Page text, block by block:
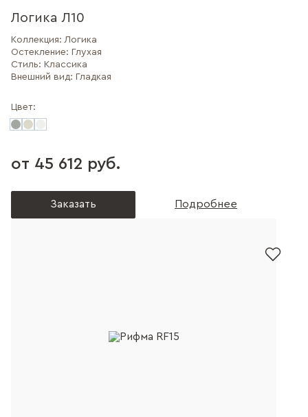
Логика Л10
Коллекция:Логика
Остекление: Глухая
Стиль: Классика
Внешний вид: Гладкая
Цвет:
от 45 612 руб.
Заказать Подробнее